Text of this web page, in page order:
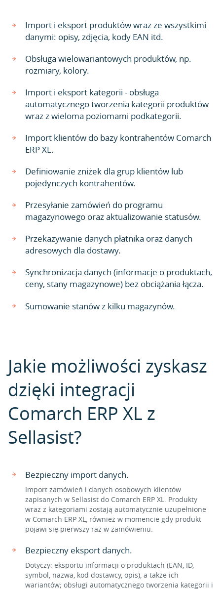
Import i eksport produktów wraz ze wszystkimi
danymi: opisy, zdjęcia, kody EAN itd.
Obsługa wielowariantowych produktów, np.
rozmiary, kolory.
Import i eksport kategorii - obsługa
automatycznego tworzenia kategorii produktów
wraz z wieloma poziomami podkategorii.
Import klientów do bazy kontrahentów Comarch
ERP XL.
Definiowanie zniżek dla grup klientów lub
pojedynczych kontrahentów.
Przesyłanie zamówień do programu
magazynowego oraz aktualizowanie statusów.
Przekazywanie danych płatnika oraz danych
adresowych dla dostawy.
Synchronizacja danych (informacje o produktach,
ceny, stany magazynowe) bez obciążania łącza.
Sumowanie stanów z kilku magazynów.
Jakie możliwości zyskasz
dzięki integracji
Comarch ERP XL z
Sellasist?
Bezpieczny import danych.
Import zamówień i danych osobowych klientów
zapisanych w Sellasist do Comarch ERP XL. Produkty
wraz z kategoriami zostają automatycznie uzupełnione
w Comarch ERP XL, również w momencie gdy produkt
pojawi się pierwszy raz w zamówieniu.
Bezpieczny eksport danych.
Dotyczy: eksportu informacji o produktach (EAN, ID,
symbol, nazwa, kod dostawcy, opis), a także ich
wariantów; obsługi automatycznego tworzenia kategorii i